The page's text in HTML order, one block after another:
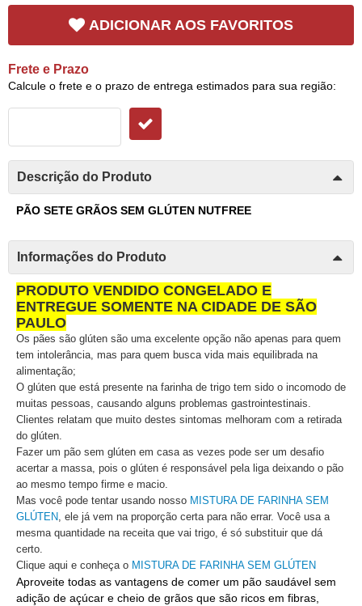
ADICIONAR AOS FAVORITOS
Frete e Prazo
Calcule o frete e o prazo de entrega estimados para sua região:
Descrição do Produto
PÃO SETE GRÃOS SEM GLÚTEN NUTFREE
Informações do Produto
PRODUTO VENDIDO CONGELADO E
ENTREGUE SOMENTE NA CIDADE DE SÃO
PAULO
Os pães são glúten são uma excelente opção não apenas para quem
tem intolerância, mas para quem busca vida mais equilibrada na
alimentação;
O glúten que está presente na farinha de trigo tem sido o incomodo de
muitas pessoas, causando alguns problemas gastrointestinais.
Clientes relatam que muito destes sintomas melhoram com a retirada
do glúten.
Fazer um pão sem glúten em casa as vezes pode ser um desafio
acertar a massa, pois o glúten é responsável pela liga deixando o pão
ao mesmo tempo firme e macio.
Mas você pode tentar usando nosso MISTURA DE FARINHA SEM
GLÚTEN , ele já vem na proporção certa para não errar. Você usa a
mesma quantidade na receita que vai trigo, é só substituir que dá
certo.
Clique aqui e conheça o MISTURA DE FARINHA SEM GLÚTEN
Aproveite todas as vantagens de comer um pão saudável sem
adição de açúcar e cheio de grãos que são ricos em fibras,